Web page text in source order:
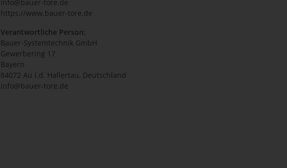
info@bauer-tore.de
https://www.bauer-tore.de
Verantwortliche Person:
Bauer-Systemtechnik GmbH
Gewerbering 17
Bayern
84072 Au i.d. Hallertau, Deutschland
info@bauer-tore.de